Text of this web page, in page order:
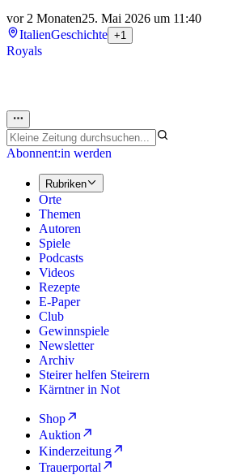
vor 2 Monaten25. Mai 2026 um 11:40
ItalienGeschichte +1
Royals
Abonnent:in werden
Rubriken
Orte
Themen
Autoren
Spiele
Podcasts
Videos
Rezepte
E-Paper
Club
Gewinnspiele
Newsletter
Archiv
Steirer helfen Steirern
Kärntner in Not
Shop
Auktion
Kinderzeitung
Trauerportal